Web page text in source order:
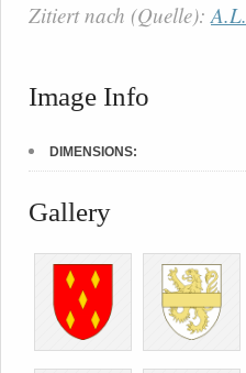
Zitiert nach (Quelle):A.L.
Image Info
DIMENSIONS:
Gallery